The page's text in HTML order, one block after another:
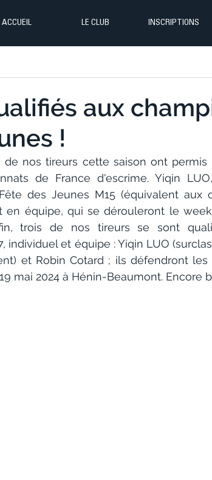
ACCUEIL LE CLUB INSCRIPTIONS
aux
!
de nos tireurs cette saison ont permis
de France d'escrime. Yiqin
des Jeunes M15 (équivalent aux
en équipe, qui se dérouleront le
trois de nos tireurs se sont
individuel et équipe : Yiqin LUO
et Robin Cotard ; ils défendront
mai 2024 à Hénin-Beaumont. Encore